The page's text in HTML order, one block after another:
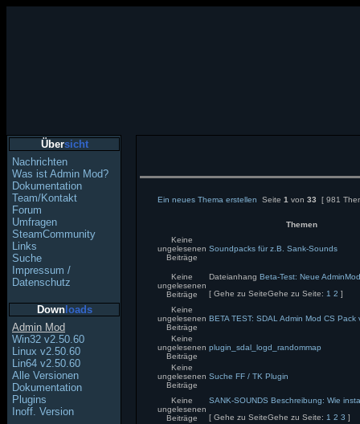
Übersicht
Nachrichten
Was ist Admin Mod?
Dokumentation
Team/Kontakt
Forum
Umfragen
SteamCommunity
Links
Suche
Impressum /
Datenschutz
Downloads
Admin Mod
Win32 v2.50.60
Linux v2.50.60
Lin64 v2.50.60
Alle Versionen
Dokumentation
Plugins
Inoff. Version
Ein neues Thema erstellen Seite 1 von 33 [ 981
Themen
Keine
ungelesenen
Beiträge
Soundpacks für z.B. Sank-Sounds
Keine
ungelesenen
Beiträge
Dateianhang Beta-Test: Neue
[ Gehe zu SeiteGehe zu Seite: 1 2 ]
Keine
ungelesenen
Beiträge
BETA TEST: SDAL Admin Mod CS Pack
Keine
ungelesenen
Beiträge
plugin_sdal_logd_randommap
Keine
ungelesenen
Beiträge
Suche FF / TK Plugin
Keine
ungelesenen
Beiträge
SANK-SOUNDS Beschreibung: Wie
[ Gehe zu SeiteGehe zu Seite: 1 2 3 ]